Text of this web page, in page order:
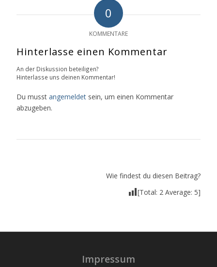
0
KOMMENTARE
Hinterlasse einen Kommentar
An der Diskussion beteiligen?
Hinterlasse uns deinen Kommentar!
Du musst angemeldetsein, um einen Kommentar
abzugeben.
Wie findest du diesen Beitrag?
[Total: 2 Average: 5]
Impressum